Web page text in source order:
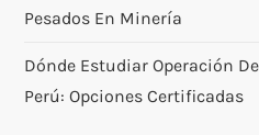
Pesados En Minería
Dónde Estudiar Operación
Perú: Opciones Certificadas